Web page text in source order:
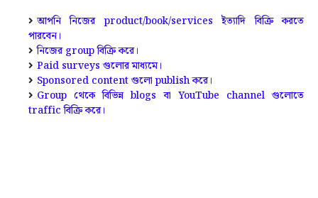
আপনি নিজের product/book/services ইত্যাদি বিক্রি করতে
পারবেন।
নিজের group বিক্রি করে।
Paid surveys গুলোর মাধ্যমে।
Sponsored content গুলো publish করে।
Group থেকে বিভিন্ন blogs বা YouTube channel গুলোতে
traffic বিক্রি করে।